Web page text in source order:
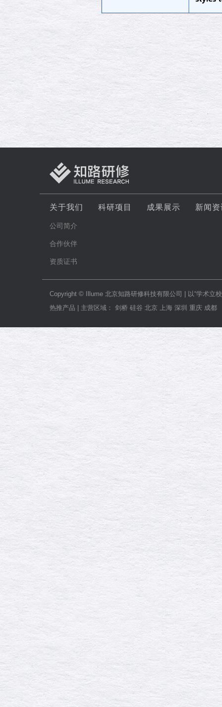
关于我们
公司简介
合作伙伴
资质证书
科研项目 成果展示 新闻
Copyright © Illume 北京知路研修科技有限公司 | 以“学术立
热推产品 | 主营区域： 剑桥 硅谷 北京 上海 深圳 重庆